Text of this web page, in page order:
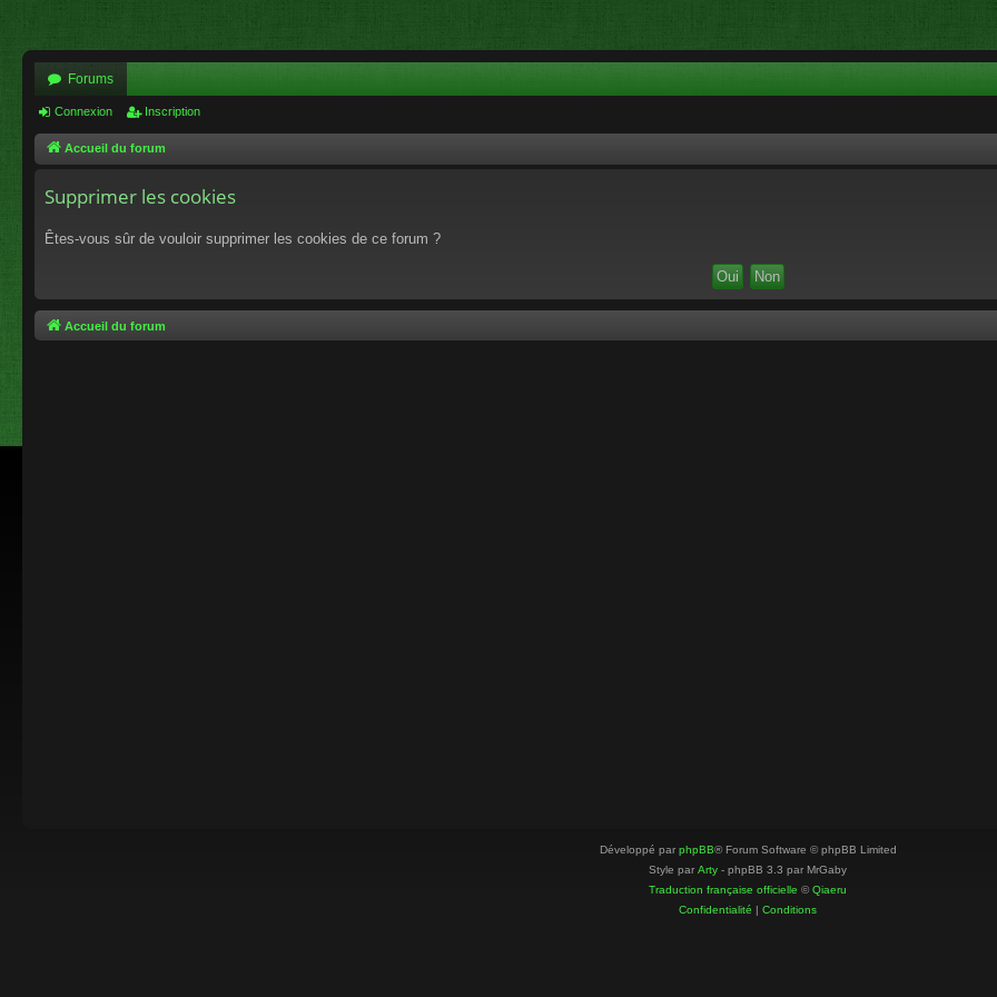
Forums
Connexion Inscription
Accueil du forum
Supprimer les cookies
Êtes-vous sûr de vouloir supprimer les cookies de ce forum ?
Accueil du forum
Développé par phpBB® Forum Software © phpBB Limited
Style par Arty - phpBB 3.3 par MrGaby
Traduction française officielle ©Qiaeru
Confidentialité | Conditions